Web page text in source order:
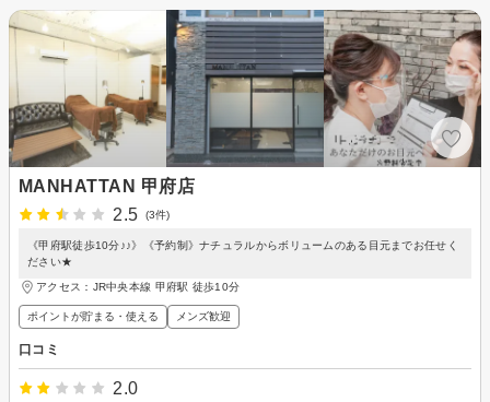
MANHATTAN 甲府店
2.5
(3件)
《甲府駅徒歩10分♪♪》《予約制》ナチュラルからボリュームのある目元までお任せく
ださい★
アクセス：JR中央本線 甲府駅 徒歩10分
ポイントが貯まる・使える メンズ歓迎
口コミ
2.0